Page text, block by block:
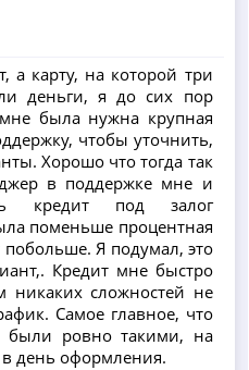
а карту, на которой три
деньги, я до сих пор
была нужна крупная
чтобы уточнить,
Хорошо что тогда так
в поддержке мне и
кредит под залог
поменьше процентная
побольше. Я подумал, это
Кредит мне быстро
никаких сложностей не
Самое главное, что
были ровно такими, на
день оформления.